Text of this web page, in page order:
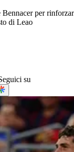
per
di Leao
su